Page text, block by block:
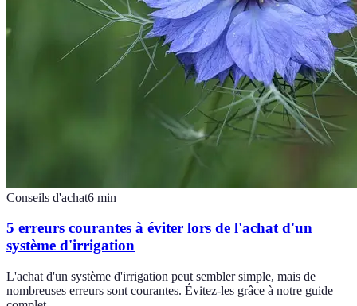
Conseils d'achat6 min
5 erreurs courantes à éviter lors de l'achat d'un
système d'irrigation
L'achat d'un système d'irrigation peut sembler simple, mais de
nombreuses erreurs sont courantes. Évitez-les grâce à notre guide